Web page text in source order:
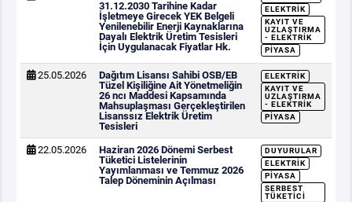
31.12.2030 Tarihine Kadar
İşletmeye Girecek YEK Belgeli
Yenilenebilir Enerji Kaynaklarına
Dayalı Elektrik Üretim Tesisleri
İçin Uygulanacak Fiyatlar Hk.
ELEKTRIK
KAYIT VE
UZLAŞTIRMA
- ELEKTRIK
PIYASA
25.05.2026
Dağıtım Lisansı Sahibi OSB/EB
Tüzel Kişiliğine Ait Yönetmeliğin
26 ncı Maddesi Kapsamında
Mahsuplaşması Gerçekleştirilen
Lisanssız Elektrik Üretim
Tesisleri
ELEKTRIK
KAYIT VE
UZLAŞTIRMA
- ELEKTRIK
PIYASA
22.05.2026
Haziran 2026 Dönemi Serbest
Tüketici Listelerinin
Yayımlanması ve Temmuz 2026
Talep Döneminin Açılması
DUYURULAR
ELEKTRIK
PIYASA
SERBEST
TÜKETICI